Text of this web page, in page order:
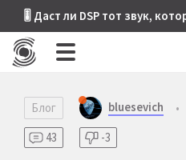
🎚 Даст ли DSP тот звук,
Блог bluesevich •
43
-3